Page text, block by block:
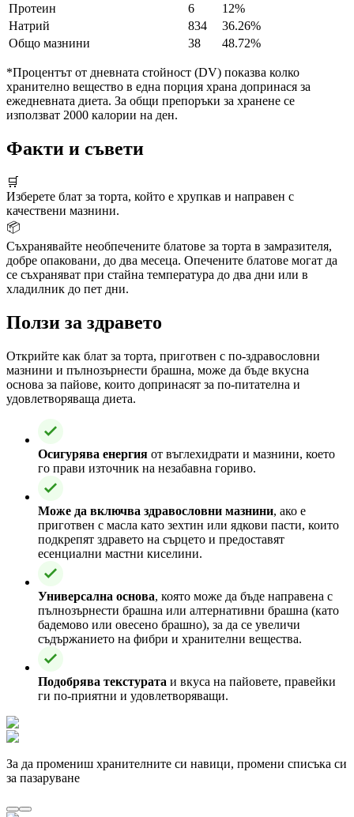
Протеин
6
12%
Натрий
834
36.26%
Общо мазнини
38 48.72%
*Процентът от дневната стойност (DV) показва колко
хранително вещество в една порция храна допринася за
ежедневната диета. За общи препоръки за хранене се
използват 2000 калории на ден.
Факти и съвети
🛒
Изберете блат за торта, който е хрупкав и направен с
качествени мазнини.
📦
Съхранявайте необпечените блатове за торта в замразителя,
добре опаковани, до два месеца. Опечените блатове могат да
се съхраняват при стайна температура до два дни или в
хладилник до пет дни.
Ползи за здравето
Открийте как блат за торта, приготвен с по-здравословни
мазнини и пълнозърнести брашна, може да бъде вкусна
основа за пайове, които допринасят за по-питателна и
удовлетворяваща диета.
Осигурява енергия от въглехидрати и мазнини, което
го прави източник на незабавна гориво.
Може да включва здравословни мазнини, ако е
приготвен с масла като зехтин или ядкови пасти, които
подкрепят здравето на сърцето и предоставят
есенциални мастни киселини.
Универсална основа, която може да бъде направена с
пълнозърнести брашна или алтернативни брашна (като
бадемово или овесено брашно), за да се увеличи
съдържанието на фибри и хранителни вещества.
Подобрява текстурата и вкуса на пайовете, правейки
ги по-приятни и удовлетворяващи.
За да промениш хранителните си навици, промени списъка си
за пазаруване